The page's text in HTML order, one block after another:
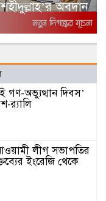
অবদান
গণ-অভ্যুত্থান দিবস’
র‌্যালি
লীগ সভাপতির
ইংরেজি থেকে